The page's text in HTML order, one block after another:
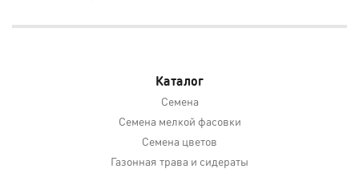
Каталог
Семена
Семена мелкой фасовки
Семена цветов
Газонная трава и сидераты